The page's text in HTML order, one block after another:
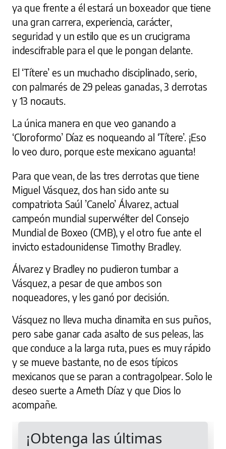
ya que frente a él estará un boxeador que tiene
una gran carrera, experiencia, carácter,
seguridad y un estilo que es un crucigrama
indescifrable para el que le pongan delante.
El ‘Títere’ es un muchacho disciplinado, serio,
con palmarés de 29 peleas ganadas, 3 derrotas
y 13 nocauts.
La única manera en que veo ganando a
‘Cloroformo’ Díaz es noqueando al ‘Títere’. ¡Eso
lo veo duro, porque este mexicano aguanta!
Para que vean, de las tres derrotas que tiene
Miguel Vásquez, dos han sido ante su
compatriota Saúl ’Canelo’ Álvarez, actual
campeón mundial superwélter del Consejo
Mundial de Boxeo (CMB), y el otro fue ante el
invicto estadounidense Timothy Bradley.
Álvarez y Bradley no pudieron tumbar a
Vásquez, a pesar de que ambos son
noqueadores, y les ganó por decisión.
Vásquez no lleva mucha dinamita en sus puños,
pero sabe ganar cada asalto de sus peleas, las
que conduce a la larga ruta, pues es muy rápido
y se mueve bastante, no de esos típicos
mexicanos que se paran a contragolpear. Solo le
deseo suerte a Ameth Díaz y que Dios lo
acompañe.